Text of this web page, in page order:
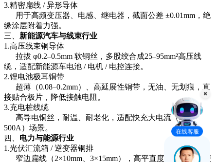
3.精密扁线 / 异形导体
用于高频变压器、电感、继电器，截面公差 ±0.01mm，绝
缘涂层附着力强。
三、 新能源汽车与线束行业
1.高压线束铜导体
拉拔 φ0.2–0.5mm 软铜丝，多股绞合成25–95mm²高压线
缆，适配新能源车电池 / 电机 / 电控连接。
2.锂电池极耳铜带
超薄（0.08–0.2mm）、高延展性铜带，无油、无划痕，直
接贴合极片，降低接触电阻。
3.充电桩线缆
高导电铜丝，耐温、耐老化，适配快充大电流（250–
500A）场景。
四、 电力与能源行业
1.光伏汇流箱 / 逆变器铜排
窄边扁线（2×10mm、3×15mm），高平直度、低毛刺，便
在线客服